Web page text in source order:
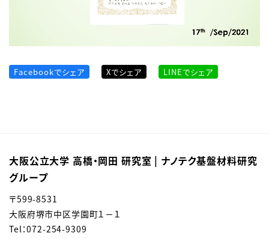
Facebookでシェア Xでシェア LINEでシェア
大阪公立大学 高橋・岡田 研究室 | ナノテク基盤材料研究
グループ
〒599-8531
大阪府堺市中区学園町１－１
Tel：072-254-9309